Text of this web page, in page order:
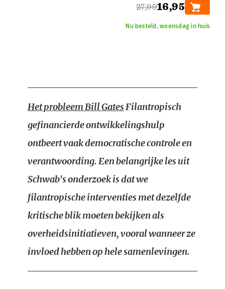
27,9916,95
Nu besteld, woensdag in huis
Het probleem Bill GatesFilantropisch
gefinancierde ontwikkelingshulp
ontbeert vaak democratische controle en
verantwoording. Een belangrijke les uit
Schwab's onderzoek is dat we
filantropische interventies met dezelfde
kritische blik moeten bekijken als
overheidsinitiatieven, vooral wanneer ze
invloed hebben op hele samenlevingen.